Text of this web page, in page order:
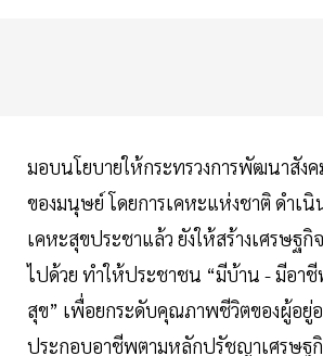
มอบนโยบายให้กระทรวงการพัฒนาสัง
ของมนุษย์ โดยการเคหะแห่งชาติ ดำเนิ
เคหะสุขประชาแล้ว ยังให้สร้างเศรษฐ
ไปด้วย ทำให้ประชาชน “มีบ้าน - มีอาชี
สุข” เพื่อยกระดับคุณภาพชีวิตของผู้อยู่อ
ประกอบอาชีพตามหลักปรัชญาเศรษฐ